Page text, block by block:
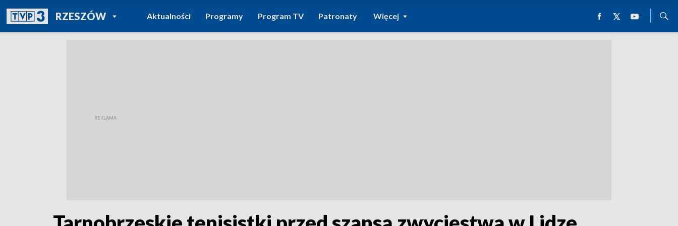
RZESZÓWPOWRÓT DO
TVP REGIONY
Aktualności Programy Program TV Patronaty Więcej